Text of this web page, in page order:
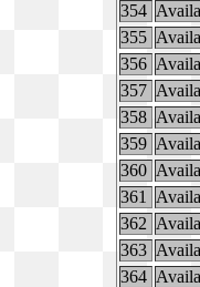
354
355
356
357
358
359
360
361
362
363
364